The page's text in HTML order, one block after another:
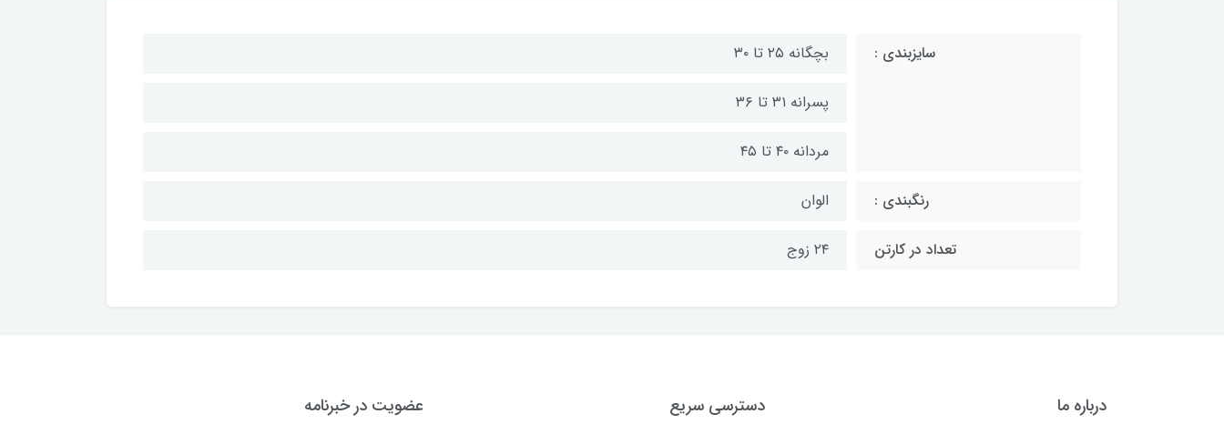
سایزبندی : بچگانه ۲۵ تا ۳۰
پسرانه ۳۱ تا ۳۶
مردانه ۴۰ تا ۴۵
رنگبندی : الوان
تعداد در کارتن ۲۴ زوج
درباره ما دسترسی سریع عضویت در خبرنامه